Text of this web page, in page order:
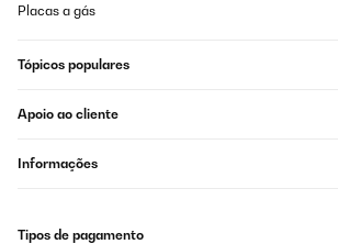
Placas a gás
Tópicos populares
Apoio ao cliente
Informações
Tipos de pagamento